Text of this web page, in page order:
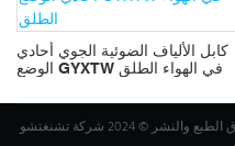
كابل الألياف الضوئية الجوي أحادي
الوضع GYXTW في الهواء الطلق
حقوق الطبع والنشر © 2024 شركة تشنغتشو Weunion لتكنولوجيا الاتصالات المحدودة